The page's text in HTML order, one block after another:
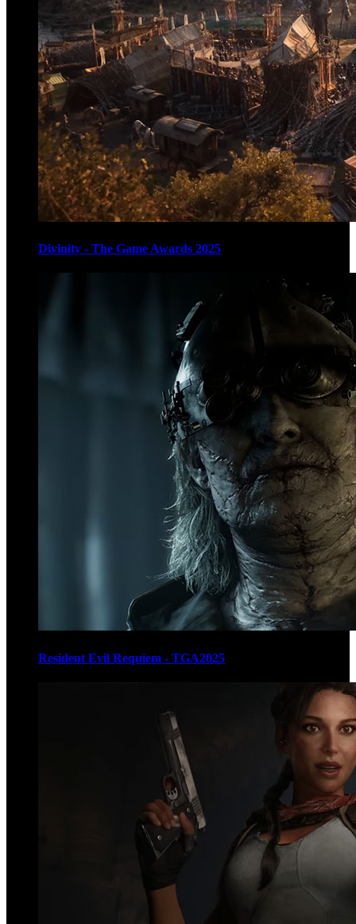
Divinity - The Game Awards 2025
Resident Evil Requiem - TGA2025